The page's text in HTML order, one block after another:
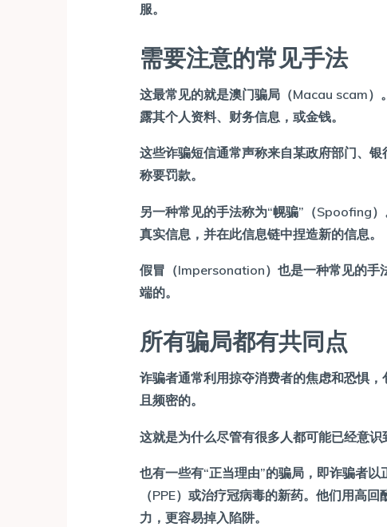
服。
需要注意的常见手法
这最常见的就是澳门骗局（Macau scam
露其个人资料、财务信息，或金钱。
这些诈骗短信通常声称来自某政府部门、
称要罚款。
另一种常见的手法称为“幌骗”（Spoofing
真实信息，并在此信息链中捏造新的信息。
假冒（Impersonation）也是一种常见的手
端的。
所有骗局都有共同点
诈骗者通常利用掠夺消费者的焦虑和恐惧
且频密的。
这就是为什么尽管有很多人都可能已经意识
也有一些有“正当理由”的骗局，即诈骗者
（PPE）或治疗冠病毒的新药。他们用高
力，更容易掉入陷阱。